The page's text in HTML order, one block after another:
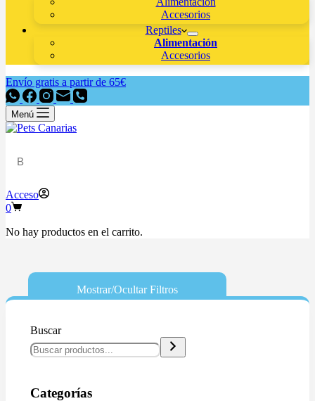
Accesorios
Reptiles
Alimentación
Accesorios
Envío gratis a partir de 65€
Menú
Acceso
0
No hay productos en el carrito.
Mostrar/Ocultar Filtros
Buscar
Categorías